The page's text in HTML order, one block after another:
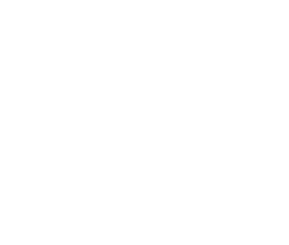
es nun an der Zeit für ihn […]